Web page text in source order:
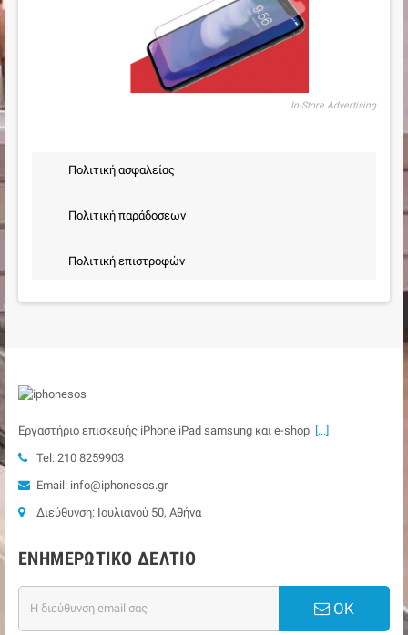
In-Store Advertising
Πολιτική ασφαλείας
Πολιτική παράδοσεων
Πολιτική επιστροφών
Εργαστήριο επισκευής iPhone iPad samsung και e-shop [...]
Tel: 210 8259903
Email: info@iphonesos.gr
Διεύθυνση: Ιουλιανού 50, Αθήνα
ΕΝΗΜΕΡΩΤΙΚΌ ΔΕΛΤΊΟ
ΟΚ